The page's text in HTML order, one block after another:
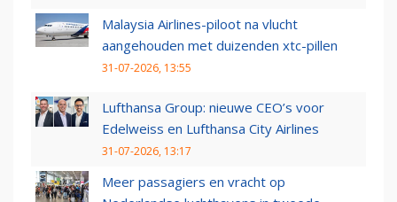
Malaysia Airlines-piloot na vlucht
aangehouden met duizenden xtc-pillen
31-07-2026, 13:55
Lufthansa Group: nieuwe CEO’s voor
Edelweiss en Lufthansa City Airlines
31-07-2026, 13:17
Meer passagiers en vracht op